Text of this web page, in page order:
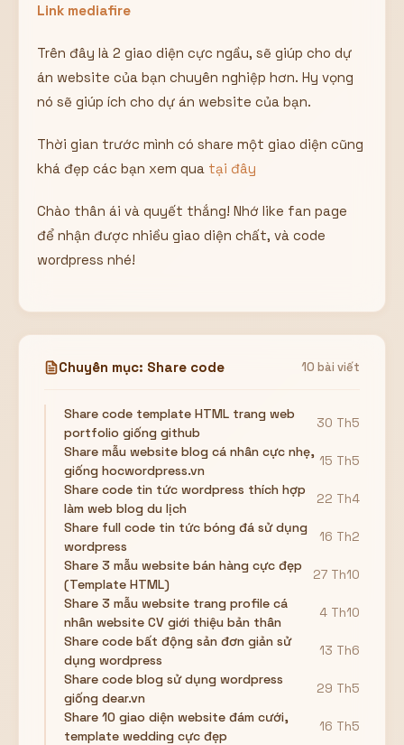
Link mediafire
Trên đây là 2 giao diện cực ngầu, sẽ giúp cho dự
án website của bạn chuyên nghiệp hơn. Hy vọng
nó sẽ giúp ích cho dự án website của bạn.
Thời gian trước mình có share một giao diện cũng
khá đẹp các bạn xem qua tại đây
Chào thân ái và quyết thắng! Nhớ like fan page
để nhận được nhiều giao diện chất, và code
wordpress nhé!
Chuyên mục: Share code 10 bài viết
Share code template HTML trang web
portfolio giống github
30 Th5
Share mẫu website blog cá nhân cực nhẹ,
giống hocwordpress.vn
15 Th5
Share code tin tức wordpress thích hợp
làm web blog du lịch
22 Th4
Share full code tin tức bóng đá sử dụng
wordpress
16 Th2
Share 3 mẫu website bán hàng cực đẹp
(Template HTML)
27 Th10
Share 3 mẫu website trang profile cá
nhân website CV giới thiệu bản thân
4 Th10
Share code bất động sản đơn giản sử
dụng wordpress
13 Th6
Share code blog sử dụng wordpress
giống dear.vn
29 Th5
Share 10 giao diện website đám cưới,
template wedding cực đẹp
16 Th5